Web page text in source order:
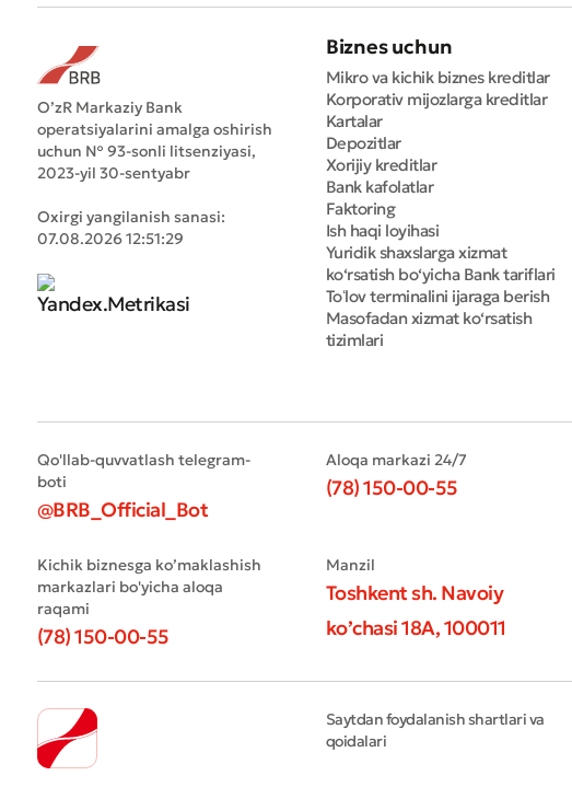
O’zR Markaziy Bank
operatsiyalarini amalga oshirish
uchun № 93-sonli litsenziyasi,
2023-yil 30-sentyabr
Oxirgi yangilanish sanasi:
07.08.2026 12:51:29
Biznes uchun
Mikro va kichik biznes kreditlar
Korporativ mijozlarga kreditlar
Kartalar
Depozitlar
Xorijiy kreditlar
Bank kafolatlar
Faktoring
Ish haqi loyihasi
Yuridik shaxslarga xizmat
ko‘rsatish bo‘yicha Bank tariflari
Toʻlov terminalini ijaraga berish
Masofadan xizmat ko‘rsatish
tizimlari
Qo'llab-quvvatlash telegram-
boti
@BRB_Official_Bot
Aloqa markazi 24/7
(78) 150-00-55
Kichik biznesga ko’maklashish
markazlari bo'yicha aloqa
raqami
(78) 150-00-55
Manzil
Toshkent sh. Navoiy
ko’chasi 18А, 100011
Saytdan foydalanish shartlari va
qoidalari